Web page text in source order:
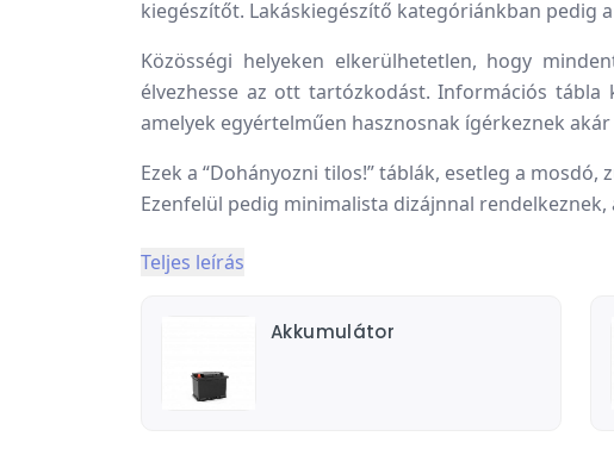
kiegészítőt. Lakáskiegészítő kategóriánkban pedig
Közösségi helyeken elkerülhetetlen, hogy
élvezhesse az ott tartózkodást. Információs
amelyek egyértelműen hasznosnak ígérkeznek
Ezek a “Dohányozni tilos!” táblák, esetleg a
Ezenfelül pedig minimalista dizájnnal
Teljes leírás
Akkumulátor